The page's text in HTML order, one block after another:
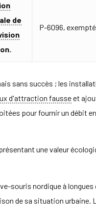
de
P-6096, exempté
sans succès ; les
d'attraction fausseet
pour fournir un débit
une valeur
souris nordique à longues
de sa situation urbaine.